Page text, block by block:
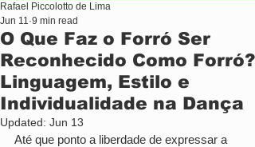
O Que Faz o Forró Ser
Reconhecido Como Forró?
Linguagem, Estilo e
Individualidade na Dança
Rafael Piccolotto de Lima
Jun 11 9 min read
Updated: Jun 13
Até que ponto a liberdade de expressar a